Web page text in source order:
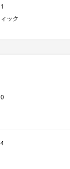
ック